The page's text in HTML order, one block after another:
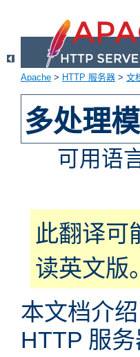
Apache > HTTP 服务器 > 文
多处理
可用语
此翻译可
读英文版。
本文档介
HTTP 服